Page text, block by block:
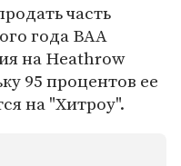
часть
года ВАА
на Heathrow
95 процентов ее
на "Хитроу".